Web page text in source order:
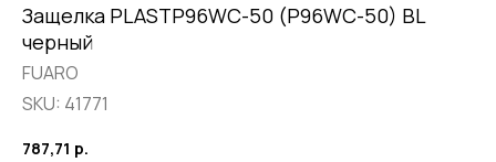
Защелка PLASTP96WC-50 (P96WC-50) BL
черный
FUARO
SKU: 41771
787,71 р.